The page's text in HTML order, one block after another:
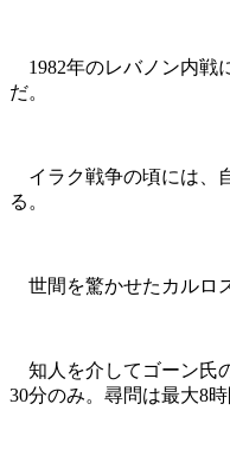
1982年のレバノン内戦
だ。
イラク戦争の頃には、
る。
世間を驚かせたカルロ
知人を介してゴーン氏
30分のみ。尋問は最大8